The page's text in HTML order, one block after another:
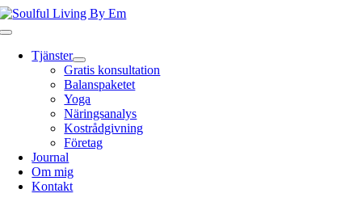
Fortsätt
till
Toggle
NavigationTjänster
Gratis konsultation
Balanspaketet
Yoga
Näringsanalys
Kostrådgivning
Företag
Journal
Om mig
Kontakt